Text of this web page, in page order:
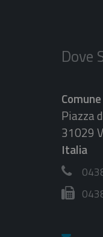
Dove
Piazza
31029
Italia